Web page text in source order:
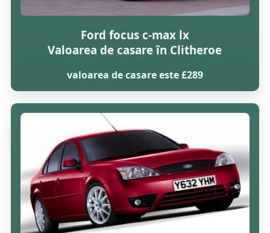
Ford focus c-max lx
Valoarea de casare în Clitheroe
valoarea de casare este £289